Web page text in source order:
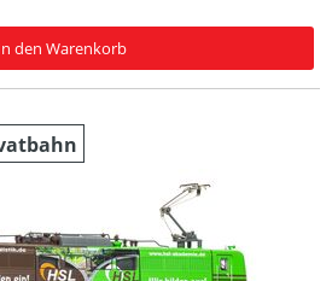
den Warenkorb